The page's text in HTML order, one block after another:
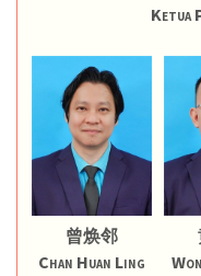
Ketua
曾焕邻
Chan Huan Ling